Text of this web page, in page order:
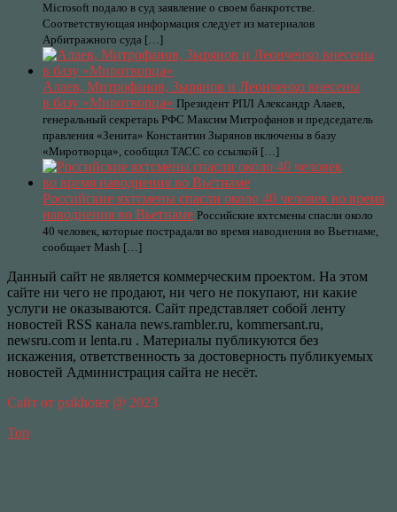
Microsoft подало в суд заявление о своем банкротстве.
Соответствующая информация следует из материалов
Арбитражного суда […]
Алаев, Митрофанов, Зырянов и Леонченко внесены
в базу «Миротворца» Президент РПЛ Александр Алаев,
генеральный секретарь РФС Максим Митрофанов и председатель
правления «Зенита» Константин Зырянов включены в базу
«Миротворца», сообщил ТАСС со ссылкой […]
Российские яхтсмены спасли около 40 человек во время
наводнения во Вьетнаме Российские яхтсмены спасли около
40 человек, которые пострадали во время наводнения во Вьетнаме,
сообщает Mash […]
Данный сайт не является коммерческим проектом. На этом
сайте ни чего не продают, ни чего не покупают, ни какие
услуги не оказываются. Сайт представляет собой ленту
новостей RSS канала news.rambler.ru, kommersant.ru,
newsru.com и lenta.ru . Материалы публикуются без
искажения, ответственность за достоверность публикуемых
новостей Администрация сайта не несёт.
Сайт от psikhoter @ 2023
Top